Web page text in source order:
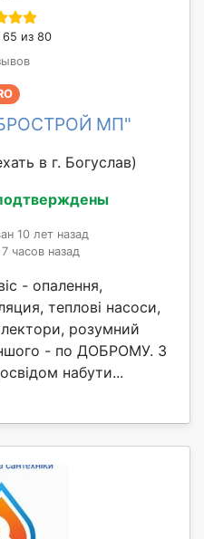
65 из 80
МП"
в г. Богуслав)
10 лет назад
часов назад
- опалення,
теплові насоси,
розумний
- по ДОБРОМУ. З
набути...